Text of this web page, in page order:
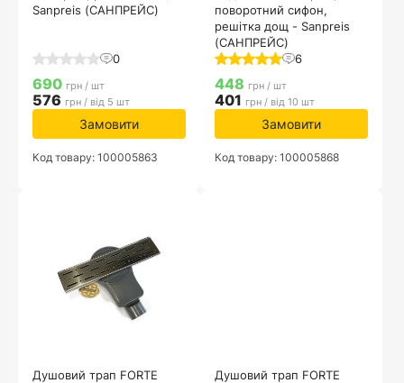
Sanpreis (САНПРЕЙС)
0
690 грн / шт
576 грн / від 5 шт
Замовити
Код товару: 100005863
поворотний сифон,
решітка дощ - Sanpreis
(САНПРЕЙС)
6
448 грн / шт
401 грн / від 10 шт
Замовити
Код товару: 100005868
Душовий трап FORTE
Душовий трап FORTE